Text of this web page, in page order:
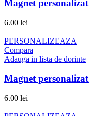
Magnet
6.00 lei
PERSONALIZEAZA
Compara
Adauga in lista de dorinte
Magnet
6.00 lei